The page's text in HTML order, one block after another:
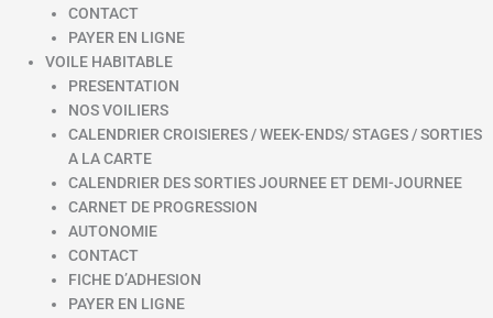
CONTACT
PAYER EN LIGNE
VOILE HABITABLE
PRESENTATION
NOS VOILIERS
CALENDRIER CROISIERES / WEEK-ENDS/ STAGES / SORTIES
A LA CARTE
CALENDRIER DES SORTIES JOURNEE ET DEMI-JOURNEE
CARNET DE PROGRESSION
AUTONOMIE
CONTACT
FICHE D’ADHESION
PAYER EN LIGNE